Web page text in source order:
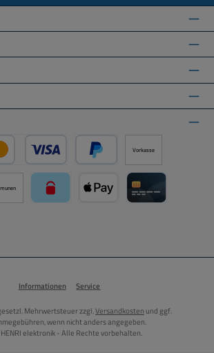
Kredit- oder Debitkarte über PayPal
Später Bezahlen über PayPal
Vorkasse
Informationen Service
Mehrwertsteuer zzgl.Versandkosten und ggf.
wenn nicht anders angegeben.
elektronik - Alle Rechte vorbehalten.